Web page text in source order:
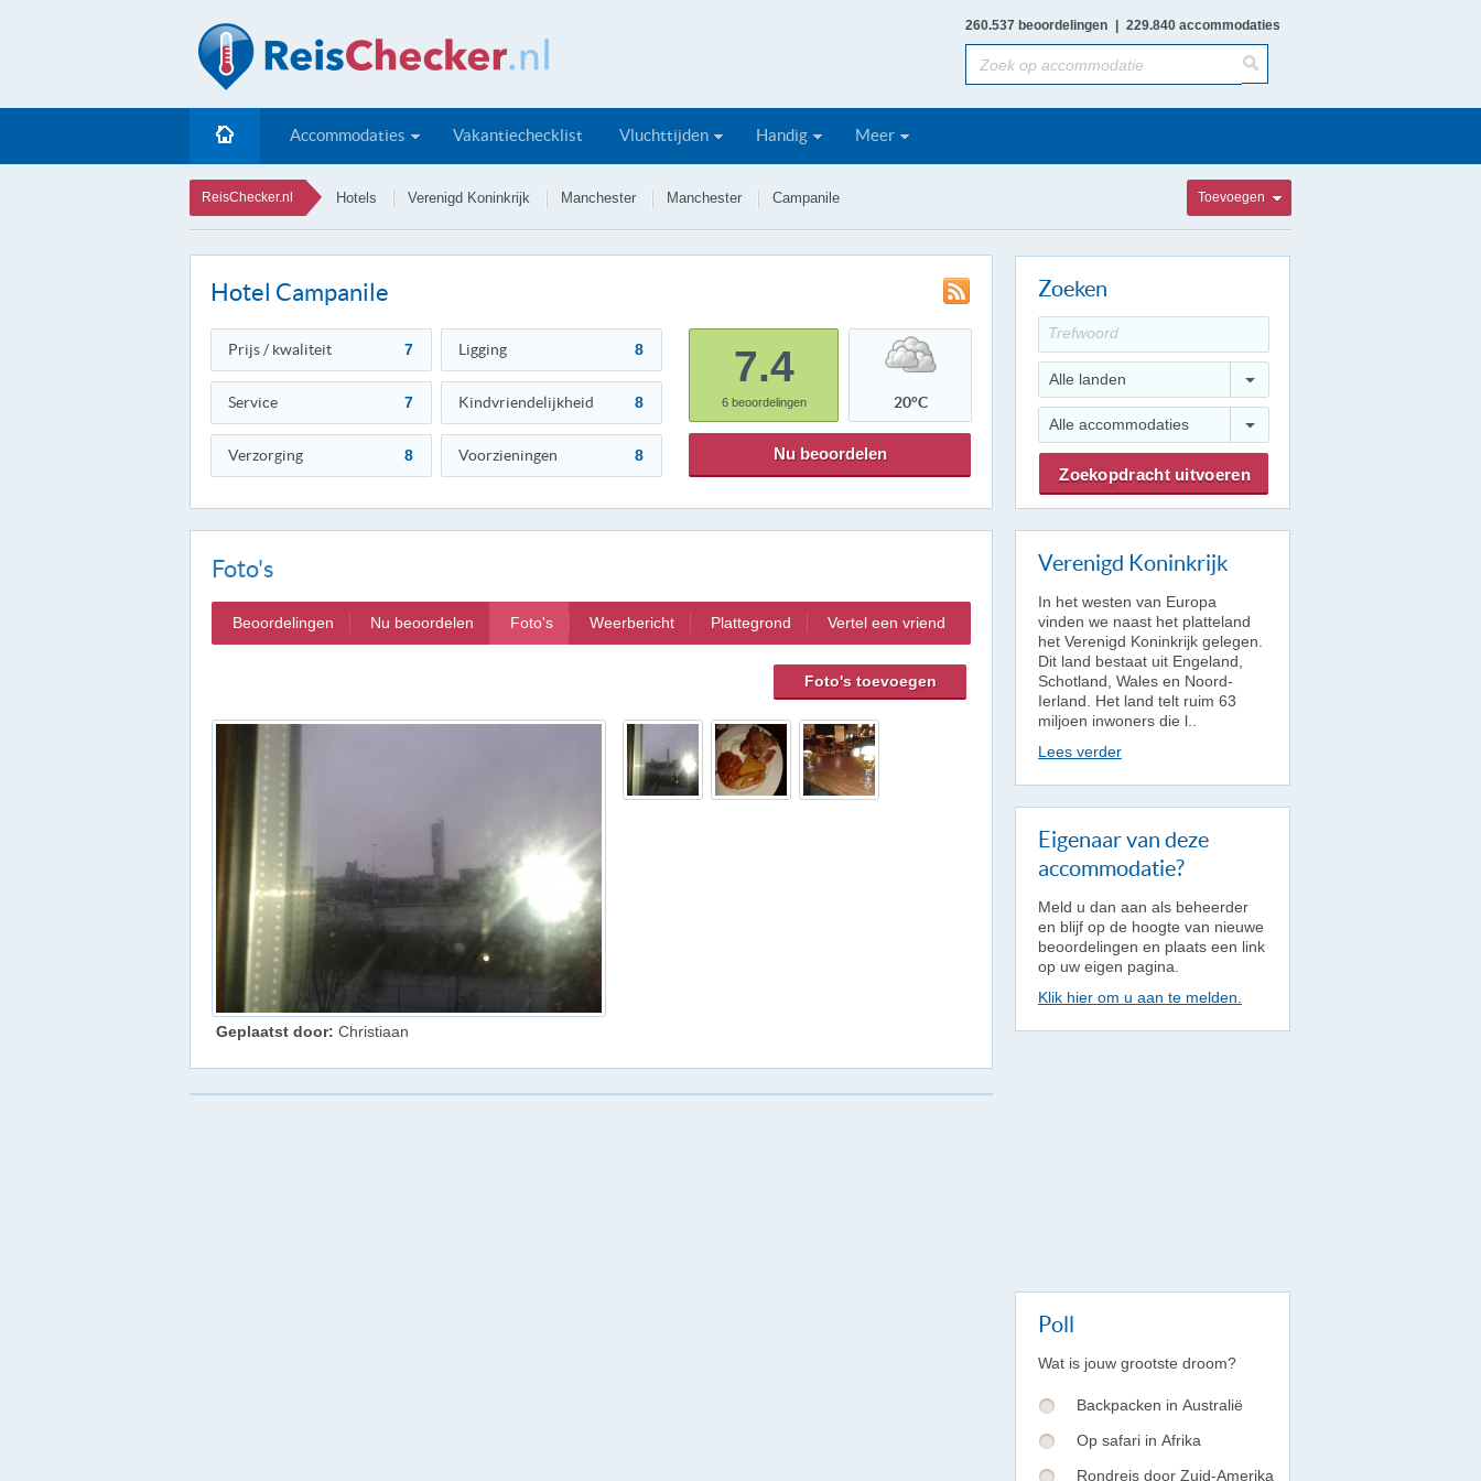
260.537 beoordelingen 229.840 accommodaties
Accommodaties Vakantiechecklist Vluchttijden Handig Meer
ReisChecker.nl Hotels Verenigd Koninkrijk Manchester Manchester Campanile Toevoegen
Hotel Campanile
Prijs / kwaliteit 7 Ligging 8
Service 7 Kindvriendelijkheid 8
Verzorging 8 Voorzieningen 8
7.4
6beoordelingen 20°C
Nu beoordelen
Foto's
Beoordelingen Nu beoordelen Foto's Weerbericht Plattegrond Vertel een vriend
Foto's toevoegen
Geplaatst door: Christiaan
Zoeken
Alle landen
Alle accommodaties
Verenigd Koninkrijk
In het westen van Europa
vinden we naast het platteland
het Verenigd Koninkrijk gelegen.
Dit land bestaat uit Engeland,
Schotland, Wales en Noord-
Ierland. Het land telt ruim 63
miljoen inwoners die l..
Lees verder
Eigenaar van deze
accommodatie?
Meld u dan aan als beheerder
en blijf op de hoogte van nieuwe
beoordelingen en plaats een link
op uw eigen pagina.
Klik hier om u aan te melden.
Poll
Wat is jouw grootste droom?
Backpacken in Australië
Op safari in Afrika
Rondreis door Zuid-Amerika